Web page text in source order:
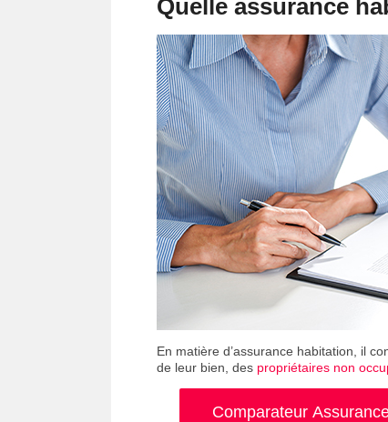
Quelle assurance
En matière d’assurance habitation, il
de leur bien, des propriétaires non
Comparateur